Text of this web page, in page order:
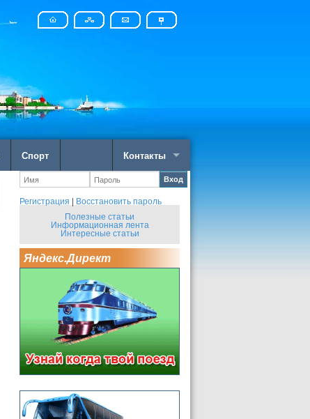
Спорт Контакты
Вход
Регистрация | Восстановить пароль
Полезные статьи
Информационная лента
Интересные статьи
Яндекс.Директ